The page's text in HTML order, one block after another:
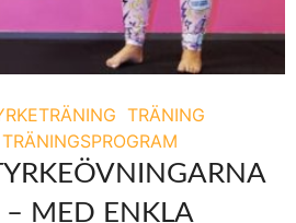
TRÄNING
TRÄNINGSPROGRAM
– MED ENKLA